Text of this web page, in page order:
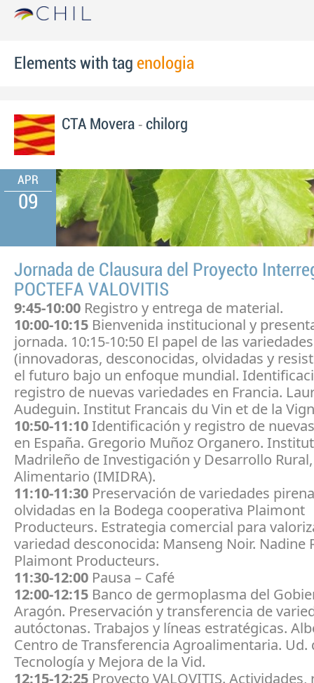
Elements with tag enologia
CTA Movera - chilorg
APR
09
Jornada de Clausura del Proyecto
POCTEFA VALOVITIS
9:45-10:00 Registro y entrega de material.
10:00-10:15 Bienvenida institucional y
jornada. 10:15-10:50 El papel de las variedades
(innovadoras, desconocidas, olvidadas y
el futuro bajo un enfoque mundial.
registro de nuevas variedades en Francia.
Audeguin. Institut Francais du Vin et de la
10:50-11:10Identificación y registro de
en España. Gregorio Muñoz Organero.
Madrileño de Investigación y Desarrollo
Alimentario (IMIDRA).
11:10-11:30 Preservación de variedades
olvidadas en la Bodega cooperativa Plaimont
Producteurs. Estrategia comercial para
variedad desconocida: Manseng Noir. Nadine
Plaimont Producteurs.
11:30-12:00 Pausa – Café
12:00-12:15 Banco de germoplasma del
Aragón. Preservación y transferencia de
autóctonas. Trabajos y líneas estratégicas.
Centro de Transferencia Agroalimentaria. Ud.
Tecnología y Mejora de la Vid.
12:15-12:25 Proyecto VALOVITIS. Actividades,